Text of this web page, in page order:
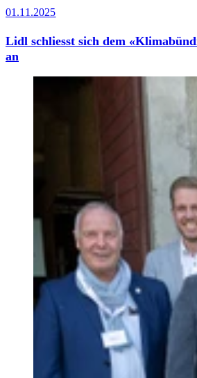
01.11.2025
Lidl schliesst sich dem
an